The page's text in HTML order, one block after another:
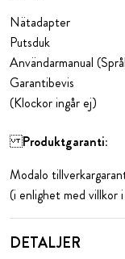
Nätadapter
Putsduk
Användarmanual
Garantibevis
(Klockor ingår ej)
Produktgaranti:
Modalo
(i enlighet med villkor
DETALJER